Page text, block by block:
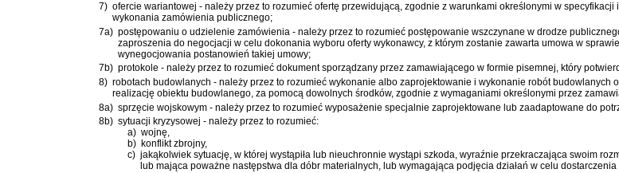
7) ofercie wariantowej - należy przez to rozumieć ofertę przewidującą, zgodnie z warunkami określonymi w
wykonania zamówienia publicznego;
7a) postępowaniu o udzielenie zamówienia - należy przez to rozumieć postępowanie wszczynane w drodze
zaproszenia do negocjacji w celu dokonania wyboru oferty wykonawcy, z którym zostanie zawarta umowa w
wynegocjowania postanowień takiej umowy;
7b) protokole - należy przez to rozumieć dokument sporządzany przez zamawiającego w formie pisemnej, który
8) robotach budowlanych - należy przez to rozumieć wykonanie albo zaprojektowanie i wykonanie robót
realizację obiektu budowlanego, za pomocą dowolnych środków, zgodnie z wymaganiami określonymi przez
8a) sprzęcie wojskowym - należy przez to rozumieć wyposażenie specjalnie zaprojektowane lub zaadaptowane do
8b) sytuacji kryzysowej - należy przez to rozumieć:
a) wojnę,
b) konflikt zbrojny,
c) jakąkolwiek sytuację, w której wystąpiła lub nieuchronnie wystąpi szkoda, wyraźnie przekraczająca swoim
lub mająca poważne następstwa dla dóbr materialnych, lub wymagająca podjęcia działań w celu